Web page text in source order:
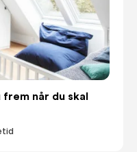
når du skal